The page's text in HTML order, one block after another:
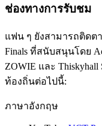
ช่องทางการรับชม
แฟน ๆ ยังสามารถติดต
Finals ที่สนับสนุนโดย
ZOWIE และ
ท้องถิ่นต่อไปนี้:
ภาษาอังกฤษ